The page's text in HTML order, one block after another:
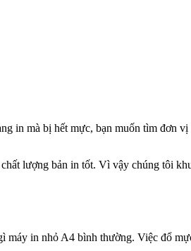
in mà bị hết mực, bạn muốn tìm đơn
lượng bản in tốt. Vì vậy chúng tôi
in nhỏ A4 bình thường. Việc đổ